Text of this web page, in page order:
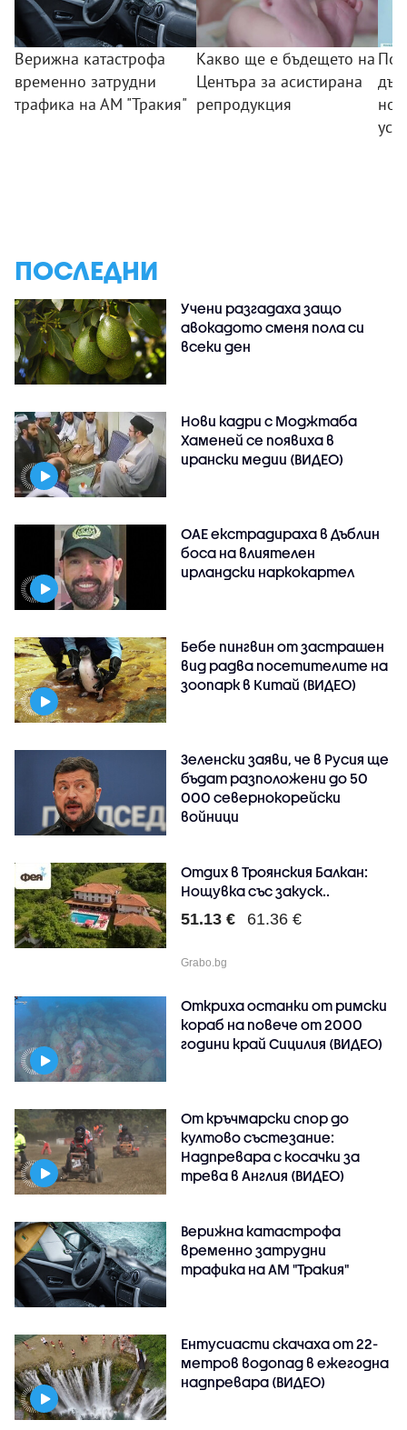
Верижна катастрофа
временно затрудни
трафика на АМ "Тракия"
Какво ще е бъдещето на
Центъра за асистирана
репродукция
ПОСЛЕДНИ
Учени разгадаха защо
авокадото сменя пола си
всеки ден
Нови кадри с Моджтаба
Хаменей се появиха в
ирански медии (ВИДЕО)
ОАЕ екстрадираха в Дъблин
боса на влиятелен
ирландски наркокартел
Бебе пингвин от застрашен
вид радва посетителите на
зоопарк в Китай (ВИДЕО)
Зеленски заяви, че в Русия ще
бъдат разположени до 50
000 севернокорейски
войници
Отдих в Троянския Балкан:
Нощувка със закуск..
51.13 € 61.36 €
Grabo.bg
Откриха останки от римски
кораб на повече от 2000
години край Сицилия (ВИДЕО)
От кръчмарски спор до
култово състезание:
Надпревара с косачки за
трева в Англия (ВИДЕО)
Верижна катастрофа
временно затрудни
трафика на АМ "Тракия"
Ентусиасти скачаха от 22-
метров водопад в ежегодна
надпревара (ВИДЕО)